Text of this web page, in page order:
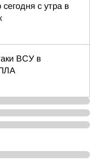
с утра в
ВСУ в